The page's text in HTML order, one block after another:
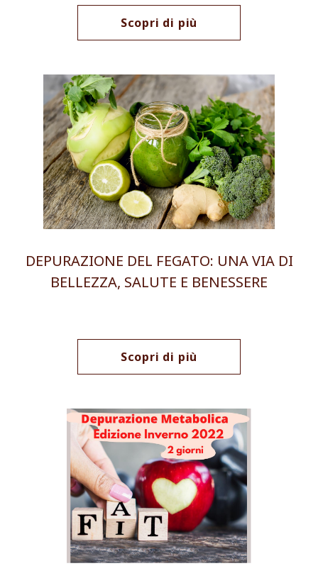
Scopri di più
DEPURAZIONE DEL FEGATO: UNA VIA DI
BELLEZZA, SALUTE E BENESSERE
Scopri di più